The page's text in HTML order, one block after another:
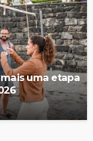
mais uma etapa